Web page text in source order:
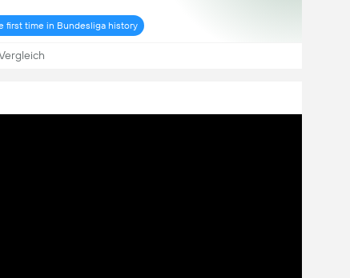
first time in Bundesliga history